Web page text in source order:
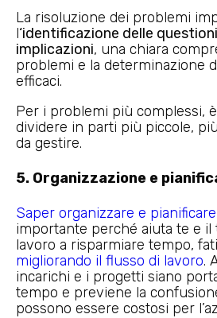
La risoluzione dei problemi
l‘identificazione delle
implicazioni, una chiara
problemi e la determinazione
efficaci.
Per i problemi più complessi,
dividere in parti più piccole,
da gestire.
5. Organizzazione e
Saper organizzare e pianificare
importante perché aiuta te e il
lavoro a risparmiare tempo,
migliorando il flusso di lavoro.
incarichi e i progetti siano
tempo e previene la
possono essere costosi per